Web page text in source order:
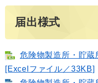
届出様式
危険物製造所・貯
[Excelファイル／33KB]